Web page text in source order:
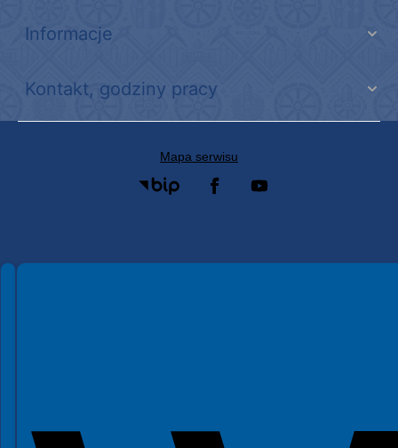
Informacje
Kontakt, godziny pracy
Mapa serwisu
Spełniamy standardy WCAG 2.2
Spełniamy standardy W3C